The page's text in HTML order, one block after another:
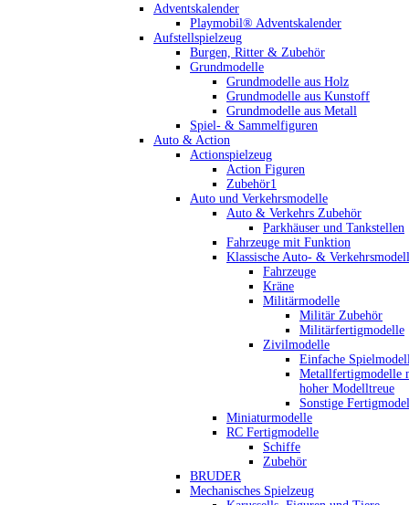
Adventskalender
Playmobil® Adventskalender
Aufstellspielzeug
Burgen, Ritter & Zubehör
Grundmodelle
Grundmodelle aus Holz
Grundmodelle aus Kunstoff
Grundmodelle aus Metall
Spiel- & Sammelfiguren
Auto & Action
Actionspielzeug
Action Figuren
Zubehör1
Auto und Verkehrsmodelle
Auto & Verkehrs Zubehör
Parkhäuser und Tankstellen
Fahrzeuge mit Funktion
Klassische Auto- &
Fahrzeuge
Kräne
Militärmodelle
Militär Zubehör
Militärfertigmodelle
Zivilmodelle
Einfache
Metallfertigmodelle
hoher Modelltreue
Sonstige
Miniaturmodelle
RC Fertigmodelle
Schiffe
Zubehör
BRUDER
Mechanisches Spielzeug